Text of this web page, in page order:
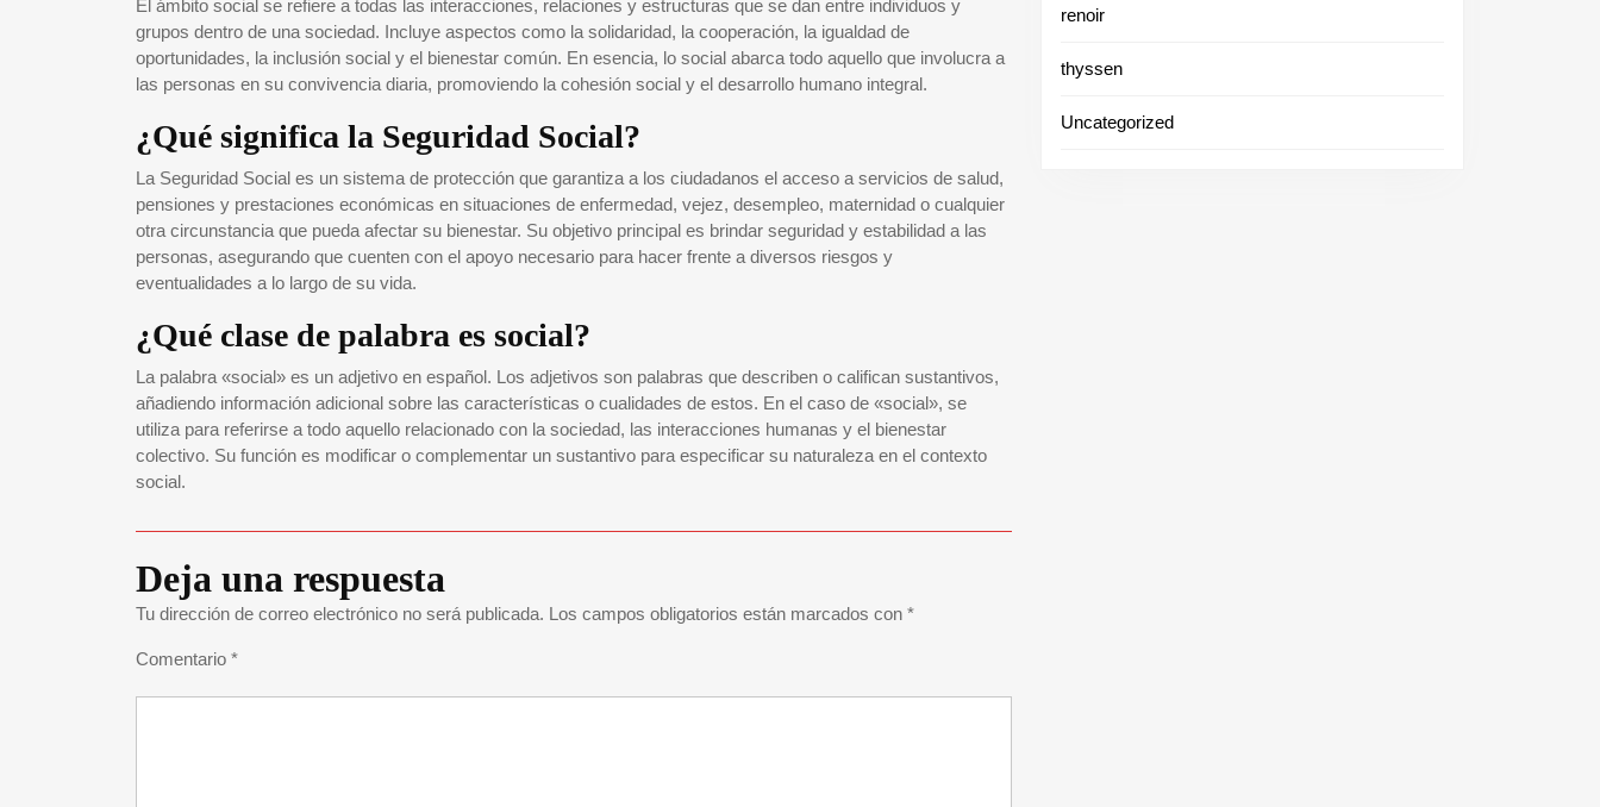
El ámbito social se refiere a todas las interacciones, relaciones y estructuras que se dan entre individuos y
grupos dentro de una sociedad. Incluye aspectos como la solidaridad, la cooperación, la igualdad de
oportunidades, la inclusión social y el bienestar común. En esencia, lo social abarca todo aquello que involucra a
las personas en su convivencia diaria, promoviendo la cohesión social y el desarrollo humano integral.
¿Qué significa la Seguridad Social?
La Seguridad Social es un sistema de protección que garantiza a los ciudadanos el acceso a servicios de salud,
pensiones y prestaciones económicas en situaciones de enfermedad, vejez, desempleo, maternidad o cualquier
otra circunstancia que pueda afectar su bienestar. Su objetivo principal es brindar seguridad y estabilidad a las
personas, asegurando que cuenten con el apoyo necesario para hacer frente a diversos riesgos y
eventualidades a lo largo de su vida.
¿Qué clase de palabra es social?
La palabra «social» es un adjetivo en español. Los adjetivos son palabras que describen o califican sustantivos,
añadiendo información adicional sobre las características o cualidades de estos. En el caso de «social», se
utiliza para referirse a todo aquello relacionado con la sociedad, las interacciones humanas y el bienestar
colectivo. Su función es modificar o complementar un sustantivo para especificar su naturaleza en el contexto
social.
Deja una respuesta
Tu dirección de correo electrónico no será publicada. Los campos obligatorios están marcados con *
Comentario *
renoir
thyssen
Uncategorized